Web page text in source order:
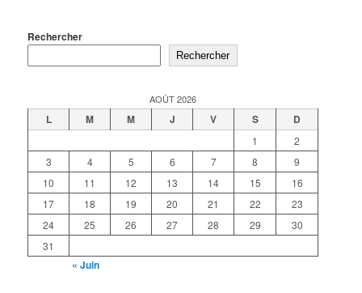
Rechercher
Rechercher
AOÛT 2026
L M M J V S D
1
2
3
4 5 6 7 8
9
10
11 12 13 14 15
16
17
18 19 20 21 22
23
24
25 26 27 28 29
30
31
« Juin